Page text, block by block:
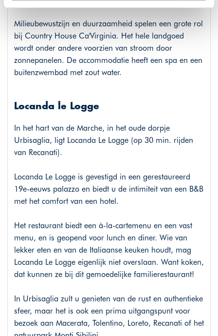
plaatsen wij enkel functionele cookies, en zal er geen
Milieubewustzijn en duurzaamheid spelen een grote rol
bij Country House Ca'Virginia. Het hele landgoed
wordt onder andere voorzien van stroom door
zonnepanelen. De accommodatie heeft een spa en een
buitenzwembad met zout water.
Locanda le Logge
In het hart van de Marche, in het oude dorpje
Urbisaglia, ligt Locanda Le Logge (op 30 min. rijden
van Recanati).
Locanda Le Logge is gevestigd in een gerestaureerd
19e-eeuws palazzo en biedt u de intimiteit van een B&B
met het comfort van een hotel.
Het restaurant biedt een à-la-cartemenu en een vast
menu, en is geopend voor lunch en diner. Wie van
lekker eten en van de Italiaanse keuken houdt, mag
Locanda Le Logge eigenlijk niet overslaan. Want koken,
dat kunnen ze bij dit gemoedelijke familierestaurant!
In Urbisaglia zult u genieten van de rust en authentieke
sfeer, maar het is ook een prima uitgangspunt voor
bezoek aan Macerata, Tolentino, Loreto, Recanati of het